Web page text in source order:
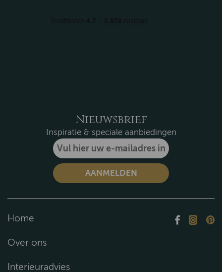
Nieuwsbrief
Inspiratie & speciale aanbiedingen
Home
Over ons
Interieuradvies